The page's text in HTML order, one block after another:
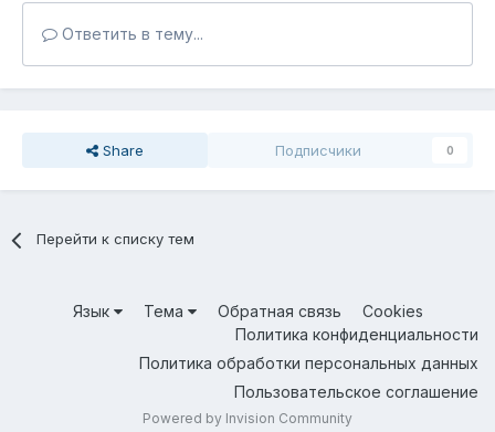
Ответить в тему...
Share Подписчики 0
Перейти к списку тем
Язык Тема Обратная связь
Cookies
Политика конфиденциальности
Политика обработки персональных данных
Пользовательское соглашение
Powered by Invision Community